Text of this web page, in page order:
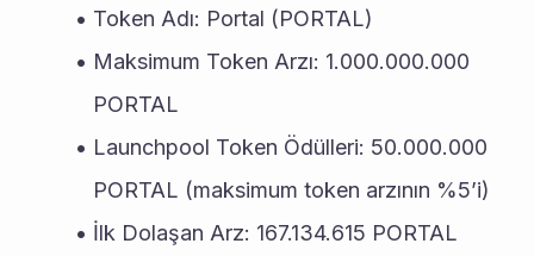
Token Adı: Portal (PORTAL)
Maksimum Token Arzı: 1.000.000.000
PORTAL
Launchpool Token Ödülleri: 50.000.000
PORTAL (maksimum token arzının %5’i)
İlk Dolaşan Arz: 167.134.615 PORTAL